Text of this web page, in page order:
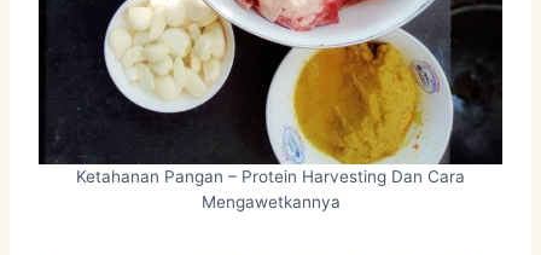
Ketahanan Pangan – Protein Harvesting Dan Cara
Mengawetkannya